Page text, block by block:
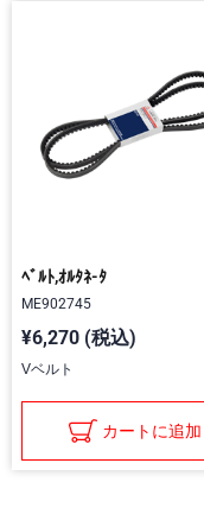
ﾍﾞﾙﾄ,ｵﾙﾀﾈ-ﾀ
ME902745
¥6,270 (税込)
Vベルト
カートに追加